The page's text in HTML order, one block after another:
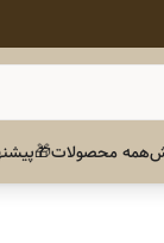
همه محصولات